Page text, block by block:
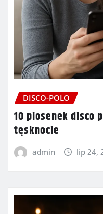
DISCO-POLO
10 piosenek disco
tęsknocie
admin lip 24,